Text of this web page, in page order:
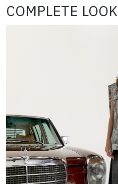
COMPLETE LOOK